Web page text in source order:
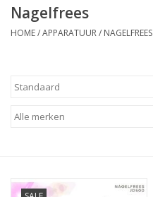
Acrylpoeder
Apparatuur
Nagelfrees
HOME/APPARATUUR/ NAGELFREES